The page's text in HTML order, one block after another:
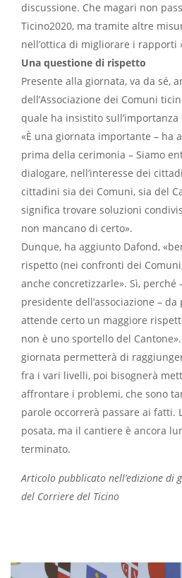
discussione. Che magari non
Ticino2020, ma tramite altre
nell’ottica di migliorare i rapporti
Una questione di rispetto
Presente alla giornata, va da sé,
dell’Associazione dei Comuni
quale ha insistito
«È una giornata importante – ha
prima della cerimonia – Siamo
dialogare, nell’interesse dei
cittadini sia dei Comuni, sia del
significa trovare soluzioni
non mancano di certo».
Dunque, ha aggiunto Dafond,
rispetto (nei confronti dei
anche concretizzarle». Sì, perché
presidente dell’associazione –
attende certo un maggiore
non è uno sportello del
giornata permetterà di
fra i vari livelli, poi bisognerà
affrontare i problemi, che sono
parole occorrerà passare ai fatti.
posata, ma il cantiere è ancora
terminato.
Articolo pubblicato nell’edizione di
del Corriere del Ticino